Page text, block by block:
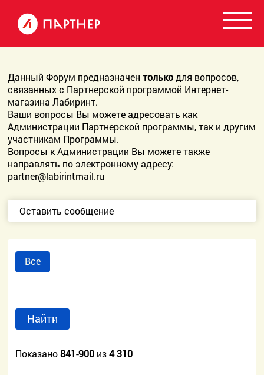
Данный Форум предназначентолькодля вопросов,
связанных с Партнерской программой Интернет-
магазина Лабиринт.
Ваши вопросы Вы можете адресовать как
Администрации Партнерской программы, так и другим
участникам Программы.
Вопросы к Администрации Вы можете также
направлять по электронному адресу:
partner@labirintmail.ru
Оставить сообщение
Все
Найти
Показано841-900 из4 310